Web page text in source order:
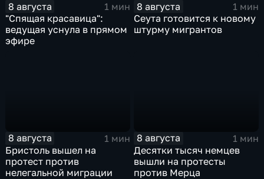
8 августа
1 мин
"Спящая красавица":
ведущая уснула в прямом
эфире
8 августа
1 мин
Сеута готовится к новому
штурму мигрантов
8 августа
1 мин
Бристоль вышел на
протест против
нелегальной миграции
8 августа
1 мин
Десятки тысяч немцев
вышли на протесты
против Мерца